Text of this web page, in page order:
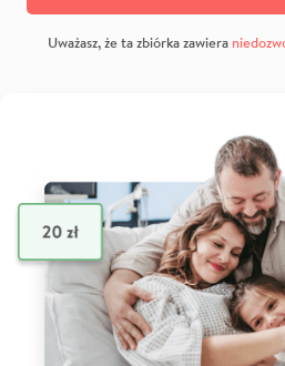
Uważasz, że ta zbiórka zawiera